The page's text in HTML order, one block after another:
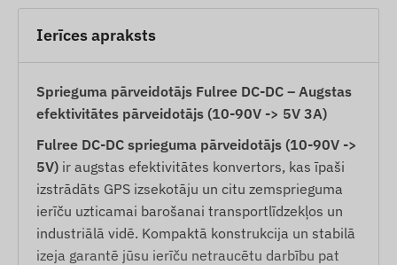
Ierīces apraksts
Sprieguma pārveidotājs Fulree DC-DC – Augstas
efektivitātes pārveidotājs (10-90V -> 5V 3A)
Fulree DC-DC sprieguma pārveidotājs (10-90V ->
5V) ir augstas efektivitātes konvertors, kas īpaši
izstrādāts GPS izsekotāju un citu zemsprieguma
ierīču uzticamai barošanai transportlīdzekļos un
industriālā vidē. Kompaktā konstrukcija un stabilā
izeja garantē jūsu ierīču netraucētu darbību pat